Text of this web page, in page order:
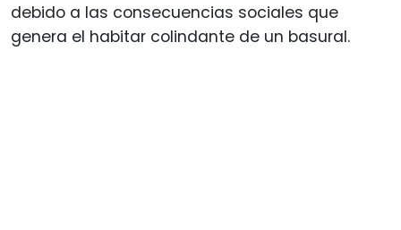
debido a las consecuencias sociales que
genera el habitar colindante de un basural.